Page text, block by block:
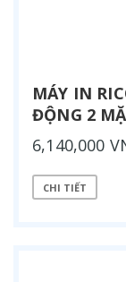
MÁY IN
ĐỘNG 2
6,140,000
CHI TIẾT